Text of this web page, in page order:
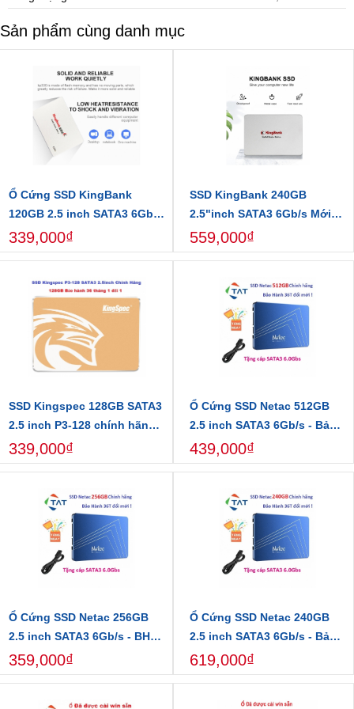
Gen3x4 tại linhkien24h.vn
Sản phẩm cùng danh mục
Ổ Cứng SSD KingBank
120GB 2.5 inch SATA3 6Gb/s
- Bảo hành 36 tháng 1 đổi 1
339,000₫
SSD KingBank 240GB
2.5"inch SATA3 6Gb/s Mới
Chính Hãng
559,000₫
SSD Kingspec 128GB SATA3
2.5 inch P3-128 chính hãng -
Bảo hành 36 tháng
339,000₫
Ổ Cứng SSD Netac 512GB
2.5 inch SATA3 6Gb/s - Bảo
hành 36 tháng 1 đổi 1
439,000₫
Ổ Cứng SSD Netac 256GB
2.5 inch SATA3 6Gb/s - BH
36 tháng 1 đổi 1
359,000₫
Ổ Cứng SSD Netac 240GB
2.5 inch SATA3 6Gb/s - Bảo
hành 36 tháng 1 đổi 1
619,000₫